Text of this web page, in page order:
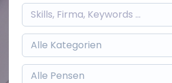
Alle Kategorien
Alle Pensen